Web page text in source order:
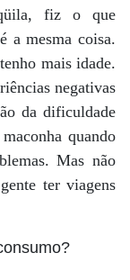
fiz o que
a mesma coisa.
mais idade.
negativas
da dificuldade
quando
Mas não
ter viagens